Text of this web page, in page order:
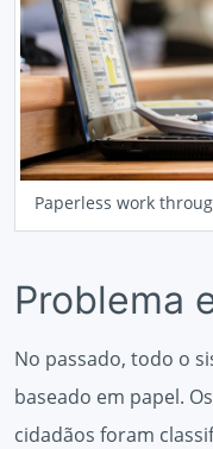
Paperless work
Problema
No passado, todo o
baseado em papel.
cidadãos foram